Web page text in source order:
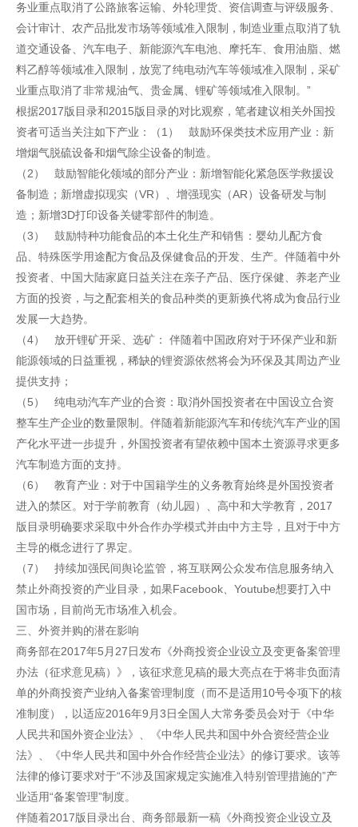
务业重点取消了公路旅客运输、外轮理货、资信调查与评级服务、
会计审计、农产品批发市场等领域准入限制，制造业重点取消了轨
道交通设备、汽车电子、新能源汽车电池、摩托车、食用油脂、燃
料乙醇等领域准入限制，放宽了纯电动汽车等领域准入限制，采矿
业重点取消了非常规油气、贵金属、锂矿等领域准入限制。”
根据2017版目录和2015版目录的对比观察，笔者建议相关外国投
资者可适当关注如下产业：（1） 鼓励环保类技术应用产业：新
增烟气脱硫设备和烟气除尘设备的制造。
（2） 鼓励智能化领域的部分产业：新增智能化紧急医学救援设
备制造；新增虚拟现实（VR）、增强现实（AR）设备研发与制
造；新增3D打印设备关键零部件的制造。
（3） 鼓励特种功能食品的本土化生产和销售：婴幼儿配方食
品、特殊医学用途配方食品及保健食品的开发、生产。伴随着中外
投资者、中国大陆家庭日益关注在亲子产品、医疗保健、养老产业
方面的投资，与之配套相关的食品种类的更新换代将成为食品行业
发展一大趋势。
（4） 放开锂矿开采、选矿： 伴随着中国政府对于环保产业和新
能源领域的日益重视，稀缺的锂资源依然将会为环保及其周边产业
提供支持；
（5） 纯电动汽车产业的合资：取消外国投资者在中国设立合资
整车生产企业的数量限制。伴随着新能源汽车和传统汽车产业的国
产化水平进一步提升，外国投资者有望依赖中国本土资源寻求更多
汽车制造方面的支持。
（6） 教育产业：对于中国籍学生的义务教育始终是外国投资者
进入的禁区。对于学前教育（幼儿园）、高中和大学教育，2017
版目录明确要求采取中外合作办学模式并由中方主导，且对于中方
主导的概念进行了界定。
（7） 持续加强民间舆论监管，将互联网公众发布信息服务纳入
禁止外商投资的产业目录，如果Facebook、Youtube想要打入中
国市场，目前尚无市场准入机会。
三、外资并购的潜在影响
商务部在2017年5月27日发布《外商投资企业设立及变更备案管理
办法（征求意见稿）》，该征求意见稿的最大亮点在于将非负面清
单的外商投资产业纳入备案管理制度（而不是适用10号令项下的核
准制度），以适应2016年9月3日全国人大常务委员会对于《中华
人民共和国外资企业法》、《中华人民共和国中外合资经营企业
法》、《中华人民共和国中外合作经营企业法》的修订要求。该等
法律的修订要求对于“不涉及国家规定实施准入特别管理措施的”产
业适用“备案管理”制度。
伴随着2017版目录出台、商务部最新一稿《外商投资企业设立及